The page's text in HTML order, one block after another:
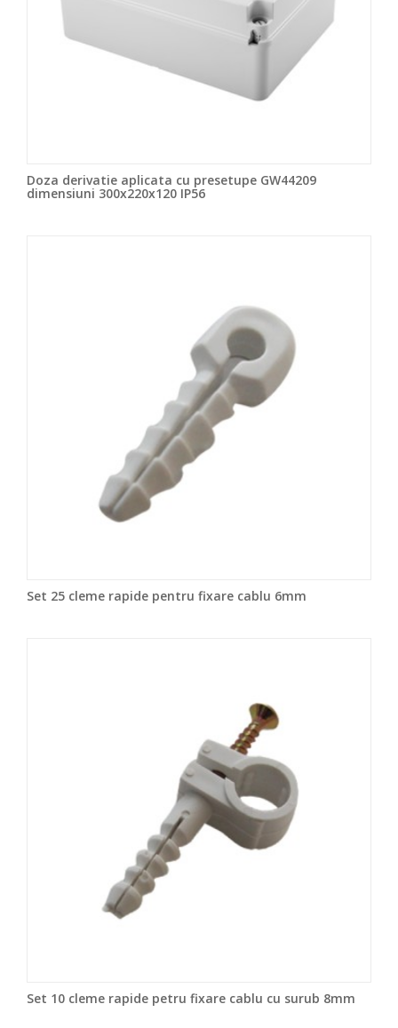
Doza derivatie aplicata cu presetupe GW44209
dimensiuni 300x220x120 IP56
Set 25 cleme rapide pentru fixare cablu 6mm
Set 10 cleme rapide petru fixare cablu cu surub 8mm